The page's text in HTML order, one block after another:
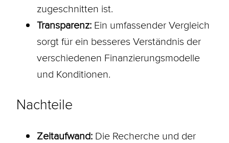
zugeschnitten ist.
Transparenz:Ein umfassender Vergleich
sorgt für ein besseres Verständnis der
verschiedenen Finanzierungsmodelle
und Konditionen.
Nachteile
Zeitaufwand:Die Recherche und der